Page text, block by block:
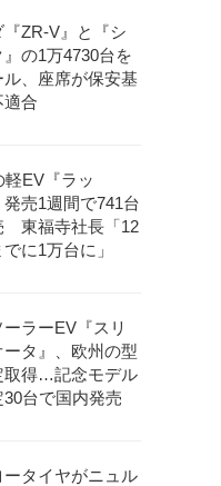
『ZR-V』と『シ
』の1万4730台を
ル、座席が保安基
適合
軽EV『ラッ
発売1週間で741台
東福寺社長「12
に1万台に」
ーラーEV『スリ
ータ』、欧州の型
取得…記念モデル
30台で国内発売
ータイヤがニュル